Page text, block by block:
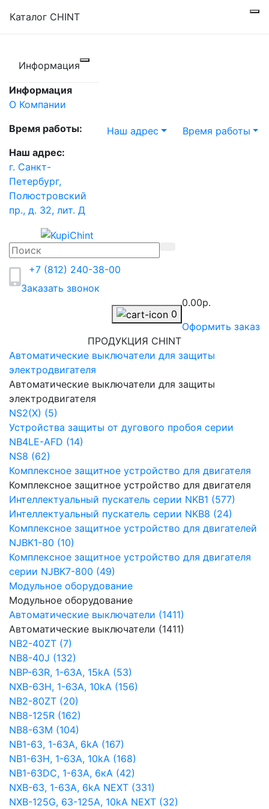
Каталог CHINT
Информация
Информация
О Компании
Время работы:
Наш адрес:
г. Санкт-
Петербург,
Полюстровский
пр., д. 32, лит. Д
Наш адрес Время работы
+7 (812) 240-38-00
Заказать звонок
0
0.00р.
Оформить заказ
ПРОДУКЦИЯ CHINT
Автоматические выключатели для защиты
электродвигателя
Автоматические выключатели для защиты
электродвигателя
NS2(X) (5)
Устройства защиты от дугового пробоя серии
NB4LE-AFD (14)
NS8 (62)
Комплексное защитное устройство для двигателя
Комплексное защитное устройство для двигателя
Интеллектуальный пускатель серии NKB1 (577)
Интеллектуальный пускатель серии NKB8 (24)
Комплексное защитное устройство для двигателей
NJBK1-80 (10)
Комплексное защитное устройство для двигателя
серии NJBK7-800 (49)
Модульное оборудование
Модульное оборудование
Автоматические выключатели (1411)
Автоматические выключатели (1411)
NB2-40ZT (7)
NB8-40J (132)
NBP-63R, 1-63A, 15kA (53)
NXB-63H, 1-63A, 10kA (156)
NB2-80ZT (20)
NB8-125R (162)
NB8-63М (104)
NB1-63, 1-63А, 6kA (167)
NB1-63H, 1-63А, 10kA (168)
NB1-63DC, 1-63А, 6кА (42)
NXB-63, 1-63А, 6kA NEXT (331)
NXB-125G, 63-125А, 10kA NEXT (32)